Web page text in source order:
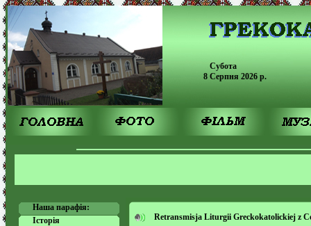
Субота
8 Серпня 2026 p.
Наша парафія:
Історія
Retransmisja Liturgii Greckokatolickiej z